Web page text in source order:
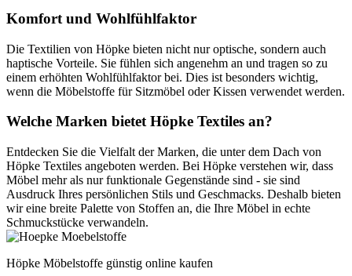
Komfort und Wohlfühlfaktor
Die Textilien von Höpke bieten nicht nur optische, sondern auch
haptische Vorteile. Sie fühlen sich angenehm an und tragen so zu
einem erhöhten Wohlfühlfaktor bei. Dies ist besonders wichtig,
wenn die Möbelstoffe für Sitzmöbel oder Kissen verwendet werden.
Welche Marken bietet Höpke Textiles an?
Entdecken Sie die Vielfalt der Marken, die unter dem Dach von
Höpke Textiles angeboten werden. Bei Höpke verstehen wir, dass
Möbel mehr als nur funktionale Gegenstände sind - sie sind
Ausdruck Ihres persönlichen Stils und Geschmacks. Deshalb bieten
wir eine breite Palette von Stoffen an, die Ihre Möbel in echte
Schmuckstücke verwandeln.
Höpke Möbelstoffe günstig online kaufen